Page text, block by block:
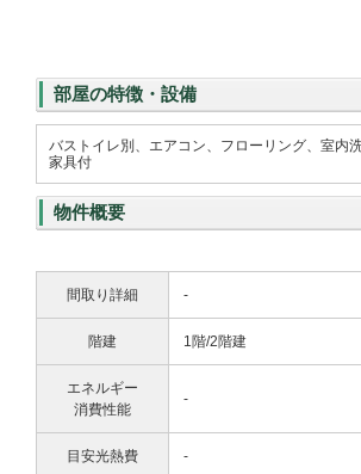
部屋の特徴・設備
バストイレ別、エアコン、フローリング、室内
家具付
物件概要
間取り詳細 -
階建 1階/2階建
エネルギー
消費性能
-
目安光熱費 -